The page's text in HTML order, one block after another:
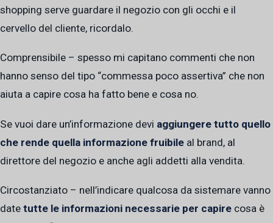
shopping serve guardare il negozio con gli occhi e il
cervello del cliente, ricordalo.
Comprensibile – spesso mi capitano commenti che non
hanno senso del tipo “commessa poco assertiva” che non
aiuta a capire cosa ha fatto bene e cosa no.
Se vuoi dare un’informazione devi aggiungere tutto quello
che rende quella informazione fruibile al brand, al
direttore del negozio e anche agli addetti alla vendita.
Circostanziato – nell’indicare qualcosa da sistemare vanno
date tutte le informazioni necessarie per capire cosa è